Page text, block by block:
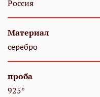
Россия
Материал
серебро
проба
925°